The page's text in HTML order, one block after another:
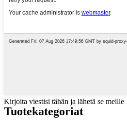
Kirjoita viestisi tähän ja lähetä se meille
Tuotekategoriat